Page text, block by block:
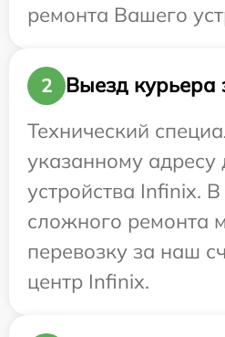
ремонта Вашего
2
Выезд курьера
Технический
указанному адресу
устройства Infinix.
сложного ремонта
перевозку за наш
центр Infinix.